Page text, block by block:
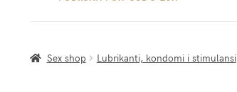
Sex shop Lubrikanti, kondomi i stimulansi